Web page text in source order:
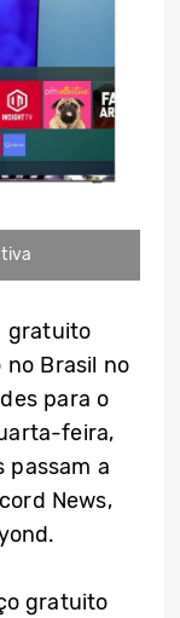
gratuito
no Brasil no
para o
feira,
passam a
News,
gratuito